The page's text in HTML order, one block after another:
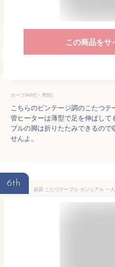
この商品をサ
カーフ(40代・男性)
こちらのビンテージ調のこたつ
管ヒーターは薄型で足を伸ばし
ブルの脚は折りたたみできるので
せんよ。
6th